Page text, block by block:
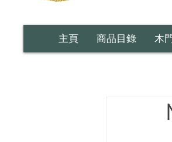
主頁 商品目錄 木